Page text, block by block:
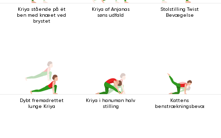
Kriya stående på ét
ben med knæet ved
brystet
Kriya af Anjanas
søns udfald
Stolstilling Twist
Bevægelse
Dybt fremadrettet
lunge Kriya
Kriya i hanuman halv
stilling
Kattens
benstrækningsbevægelse